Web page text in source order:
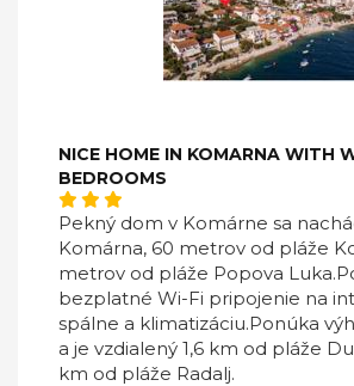
NICE HOME IN KOMARNA WITH
BEDROOMS
Pekný dom v Komárne sa
Komárna, 60 metrov od pláže
metrov od pláže Popova
bezplatné Wi-Fi pripojenie na
spálne a klimatizáciu.Ponúka
a je vzdialený 1,6 km od pláže
km od pláže Radalj.